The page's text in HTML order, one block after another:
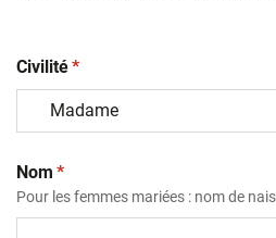
Civilité(obligatoire)
*
Nom (obligatoire)
*
Pour les femmes mariées : nom de